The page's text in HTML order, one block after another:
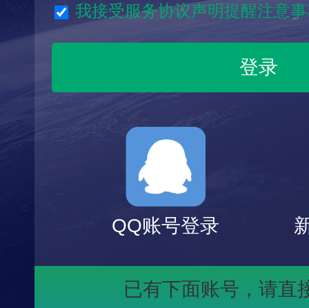
我接受服务协议声明提醒注意
QQ账号登录
已有下面账号， 请直